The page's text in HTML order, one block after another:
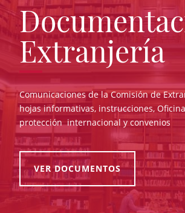
Extranjería
Comunicaciones de la Comisión de
hojas informativas, instrucciones,
protección internacional y convenios
VER DOCUMENTOS